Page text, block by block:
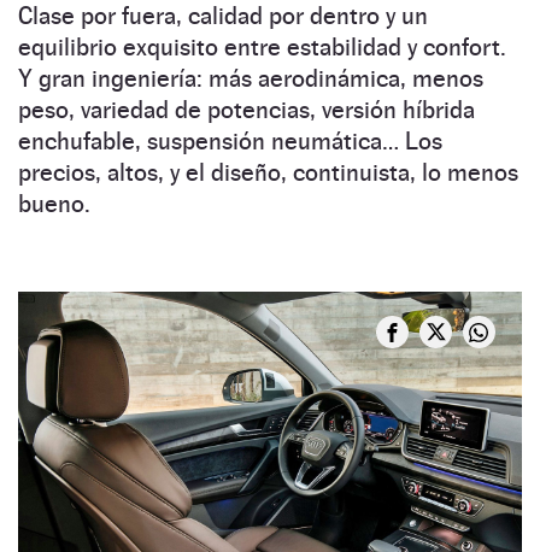
Clase por fuera, calidad por dentro y un
equilibrio exquisito entre estabilidad y confort.
Y gran ingeniería: más aerodinámica, menos
peso, variedad de potencias, versión híbrida
enchufable, suspensión neumática… Los
precios, altos, y el diseño, continuista, lo menos
bueno.